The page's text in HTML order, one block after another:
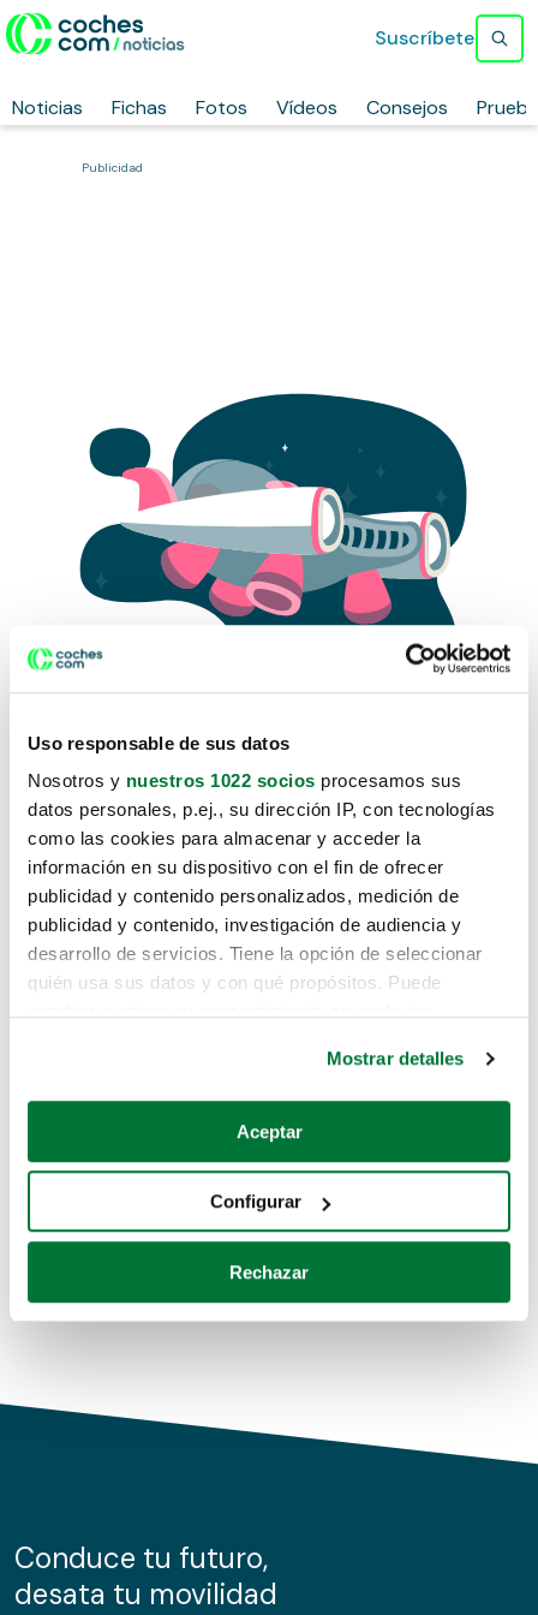
Uso responsable de sus datos
Nosotros y nuestros 1022 socios procesamos sus
datos personales, p.ej., su dirección IP, con tecnologías
como las cookies para almacenar y acceder la
información en su dispositivo con el fin de ofrecer
publicidad y contenido personalizados, medición de
publicidad y contenido, investigación de audiencia y
desarrollo de servicios. Tiene la opción de seleccionar
quién usa sus datos y con qué propósitos. Puede
Si lo permite, también quisiéramos:
Recopilar información sobre su ubicación geográfica
Identificar su dispositivo analizándolo activamente
para buscar características específicas (huellas
Obtenga más información sobre cómo se procesan sus
de cookies.
información sobre el uso que haga del sitio web con
nuestros partners de redes sociales, publicidad y análisis
Mostrar detalles
Aceptar
Configurar
Rechazar
Noticias Fichas Fotos Vídeos Consejos
Suscríbete
Publicidad
Lo sentimos, no sabemos como
te hemos traido hasta aquí.
Pero puedes encontrar el coche que estás
buscando en alguno de estos enlaces:
Coches de segunda mano
Coches de km0
Conduce tu futuro,
desata tu movilidad